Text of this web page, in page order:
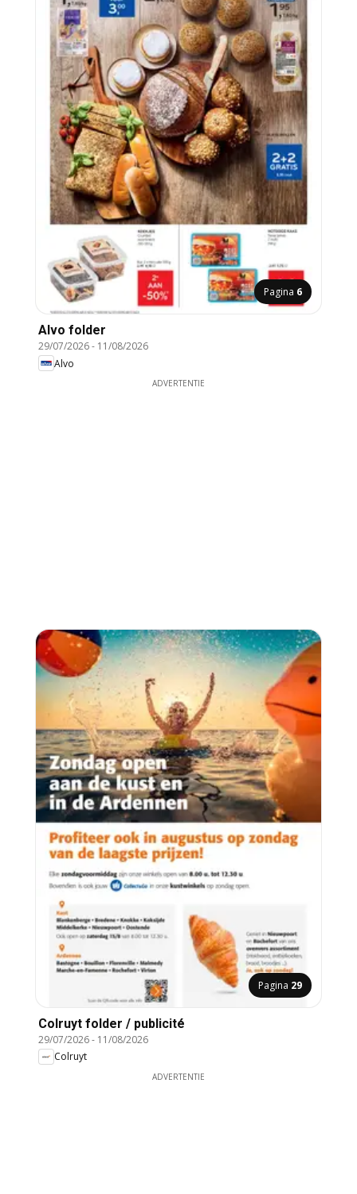
Pagina 6
Alvo folder
29/07/2026- 11/08/2026
Alvo
ADVERTENTIE
Pagina 29
Colruyt folder / publicité
29/07/2026- 11/08/2026
Colruyt
ADVERTENTIE